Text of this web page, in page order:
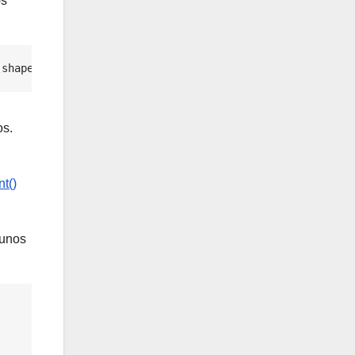
1), dtype=tf.int32, name=None))>